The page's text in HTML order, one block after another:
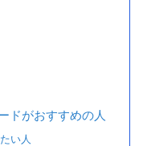
ドがおすすめの人
い人